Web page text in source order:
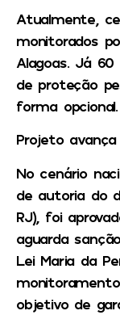
Atualmente,
monitorados
Alagoas. Já
de proteção
forma opcional.
Projeto
No cenário
de autoria do
RJ), foi
aguarda
Lei Maria da
objetivo de